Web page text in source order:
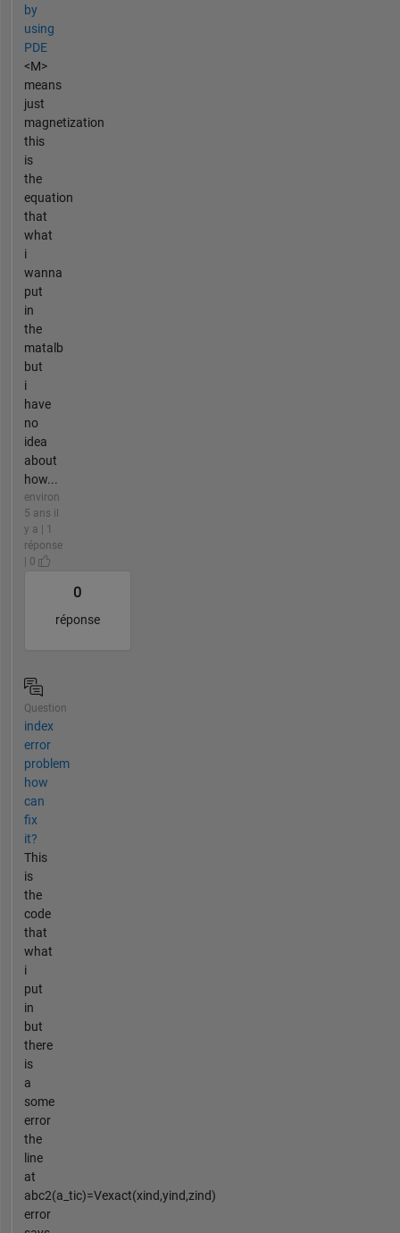
by
using
PDE
<M>
means
just
magnetization
this
is
the
equation
that
what
i
wanna
put
in
the
matalb
but
i
have
no
idea
about
how...
environ
5 ans il
y a | 1
réponse
| 0
0
réponse
Question
index
error
problem
how
can
fix
it?
This
is
the
code
that
what
i
put
in
but
there
is
a
some
error
the
line
at
abc2(a_tic)=Vexact(xind,yind,zind)
error